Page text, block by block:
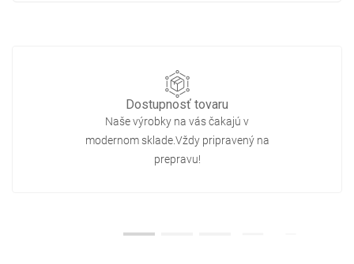
Dostupnosť tovaru
Naše výrobky na vás čakajú v
modernom sklade.Vždy pripravený na
prepravu!